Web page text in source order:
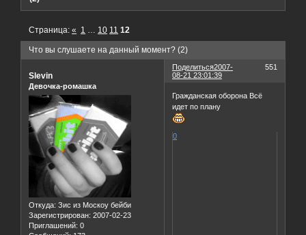
Что вы слушаете на данный момент? (2)
Страница:« 1 … 10 11 12
Поделиться 551
2007-
08-21 23:01:39
Slevin
Девочка-ромашка
Откуда: Зис из Москоу бейби
Зарегистрирован: 2007-02-23
Приглашений: 0
Гражданская оборона Всё
идет по плану
0